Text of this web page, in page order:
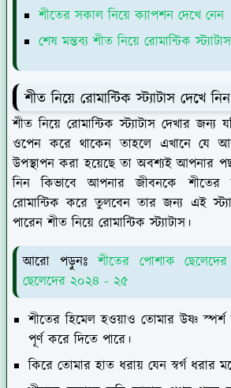
শীতের সকাল নিয়ে ক্যাপশন দেখে নেন
শেষ মন্তব্য শীত নিয়ে রোমান্টিক স্ট্যাটাস
শীত নিয়ে রোমান্টিক স্ট্যাটাস দেখে নিন
শীত নিয়ে রোমান্টিক স্ট্যাটাস দেখার
ওপেন করে থাকেন তাহলে এখানে যে
উপস্থাপন করা হয়েছে তা অবশ্যই আপনার
নিন কিভাবে আপনার জীবনকে
রোমান্টিক করে তুলবেন তার জন্য এই
পারেন শীত নিয়ে রোমান্টিক স্ট্যাটাস।
আরো পড়ুনঃশীতের পোশাক
ছেলেদের ২০২৪ - ২৫
শীতের হিমেল হওয়াও তোমার উষ্ণ
পূর্ণ করে দিতে পারে।
কিরে তোমার হাত ধরায় যেন স্বর্গ ধরার